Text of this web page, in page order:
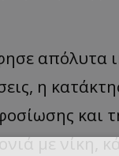
απόλυτα
η
και
με νίκη,